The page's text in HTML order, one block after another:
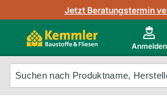
Jetzt Beratungstermin
Anmelden
3D-Raumvisualisierung
Kemmler-Partner
Ihr Fliesentyp
Fliesen-Kemmler AR-App
Highlight des Monats Fliesenserie
Gutjahr
Otto
Neu im Onlineshop?
Mein Konto